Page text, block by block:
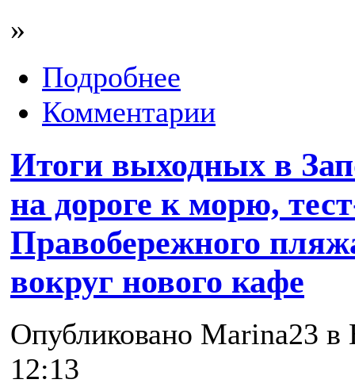
»
Подробнее
Комментарии
Итоги выходных в
на дороге к морю,
Правобережного
вокруг нового кафе
Опубликовано Marina23 в
12:13